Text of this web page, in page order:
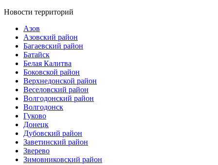
Новости территорий
Азов
Азовский район
Багаевский район
Батайск
Белая Калитва
Боковской район
Верхнедонской район
Веселовский район
Волгодонский район
Волгодонск
Гуково
Донецк
Дубовский район
Заветинский район
Зверево
Зимовниковский район